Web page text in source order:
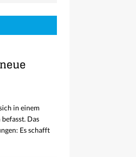
in einem
Das
Es schafft